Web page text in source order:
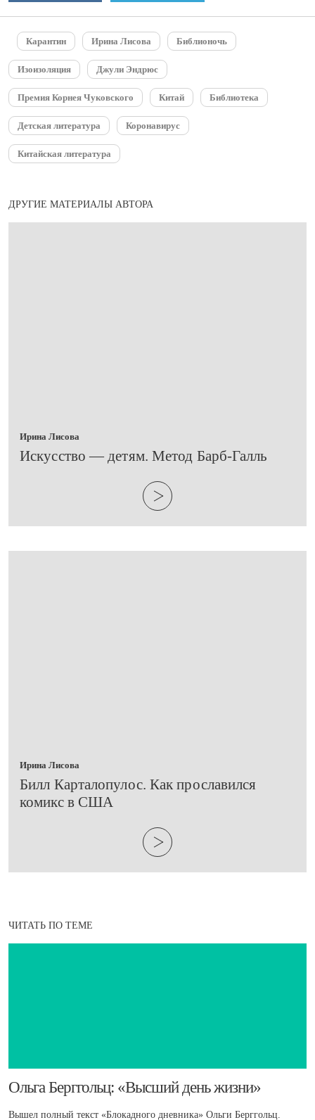
Карантин Ирина Лисова Библионочь
Изоизоляция Джули Эндрюс
Премия Корнея Чуковского Китай Библиотека
Детская литература Коронавирус
Китайская литература
ДРУГИЕ МАТЕРИАЛЫ АВТОРА
Ирина Лисова
​Искусство — детям. Метод Барб-Галль
Ирина Лисова
​Билл Карталопулос. Как прославился
комикс в США
ЧИТАТЬ ПО ТЕМЕ
Ольга Берггольц: «Высший день жизни»
Вышел полный текст «Блокадного дневника» Ольги Берггольц.